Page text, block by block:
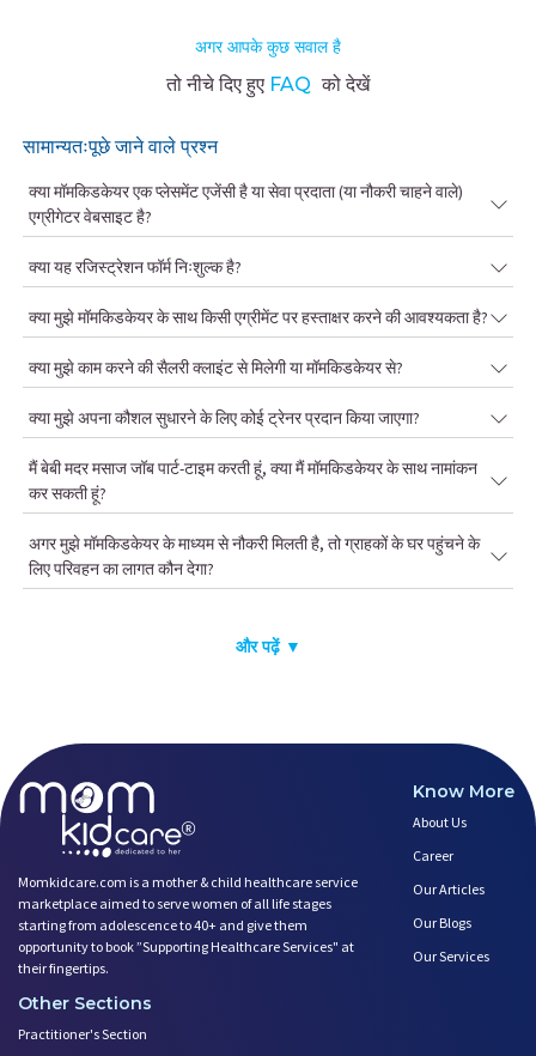
अगर आपके कुछ सवाल है
तो नीचे दिए हुए FAQ को देखें
सामान्यतःपूछे जाने वाले प्रश्न
क्या मॉमकिडकेयर एक प्लेसमेंट एजेंसी है या सेवा प्रदाता (या नौकरी चाहने वाले)
एग्रीगेटर वेबसाइट है?
क्या यह रजिस्ट्रेशन फॉर्म निःशुल्क है?
क्या मुझे मॉमकिडकेयर के साथ किसी एग्रीमेंट पर हस्ताक्षर करने की आवश्यकता है?
क्या मुझे काम करने की सैलरी क्लाइंट से मिलेगी या मॉमकिडकेयर से?
क्या मुझे अपना कौशल सुधारने के लिए कोई ट्रेनर प्रदान किया जाएगा?
मैं बेबी मदर मसाज जॉब पार्ट-टाइम करती हूं, क्या मैं मॉमकिडकेयर के साथ नामांकन
कर सकती हूं?
अगर मुझे मॉमकिडकेयर के माध्यम से नौकरी मिलती है, तो ग्राहकों के घर पहुंचने के
लिए परिवहन का लागत कौन देगा?
और पढ़ें ▼
Momkidcare.com is a mother & child healthcare service
marketplace aimed to serve women of all life stages
starting from adolescence to 40+ and give them
opportunity to book ”Supporting Healthcare Services" at
their fingertips.
Know More
About Us
Career
Our Articles
Our Blogs
Our Services
Other Sections
Practitioner's Section